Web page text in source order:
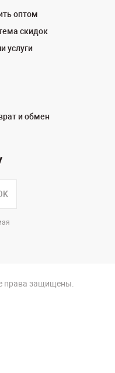
оптом
скидок
услуги
и обмен
права защищены.